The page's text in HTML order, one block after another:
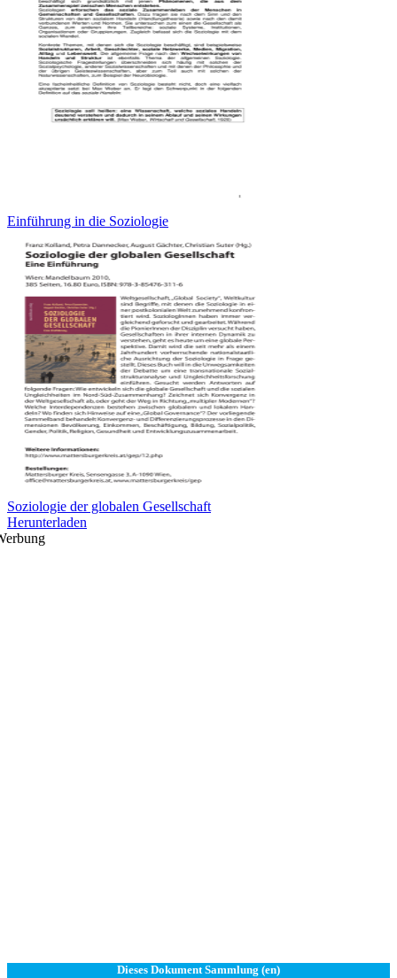
Einführung in die Soziologie
Soziologie der globalen Gesellschaft
Herunterladen
Dieses Dokument Sammlung (en)